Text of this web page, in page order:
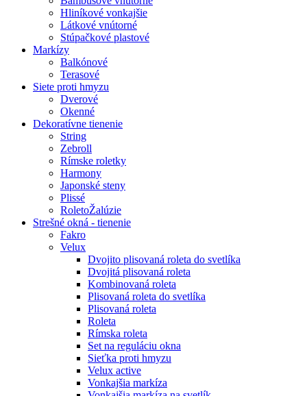
Hliníkové vonkajšie
Látkové vnútorné
Stúpačkové plastové
Markízy
Balkónové
Terasové
Siete proti hmyzu
Dverové
Okenné
Dekoratívne tienenie
String
Zebroll
Rímske roletky
Harmony
Japonské steny
Plissé
RoletoŽalúzie
Strešné okná - tienenie
Fakro
Velux
Dvojito plisovaná roleta do svetlíka
Dvojitá plisovaná roleta
Kombinovaná roleta
Plisovaná roleta do svetlíka
Plisovaná roleta
Roleta
Rímska roleta
Set na reguláciu okna
Sieťka proti hmyzu
Velux active
Vonkajšia markíza